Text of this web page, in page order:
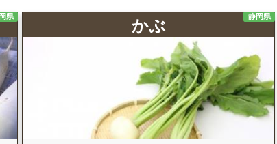
県 静岡県
かぶ